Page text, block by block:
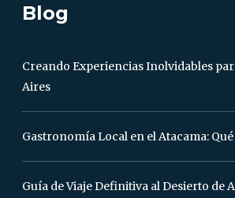
Blog
Creando Experiencias Inolvidables
Aires
Gastronomía Local en el Atacama:
Guía de Viaje Definitiva al Desierto de